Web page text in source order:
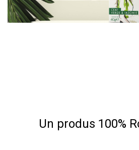
Un produs 100%